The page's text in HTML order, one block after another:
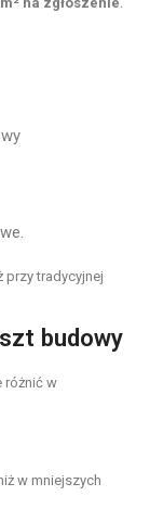
przy tradycyjnej
budowy
różnić w
w mniejszych